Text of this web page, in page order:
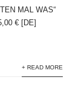
MAL WAS“
€ [DE]
+ READ MORE